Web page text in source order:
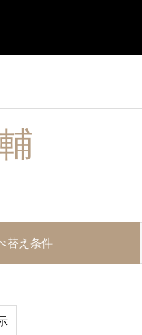
替え条件